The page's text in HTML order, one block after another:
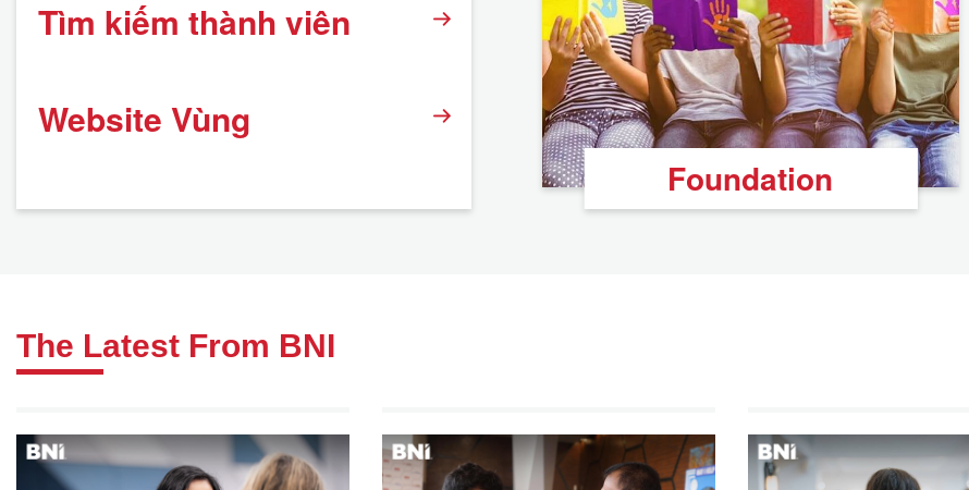
Tìm kiếm thành viên
Website Vùng
Foundation
The Latest From BNI